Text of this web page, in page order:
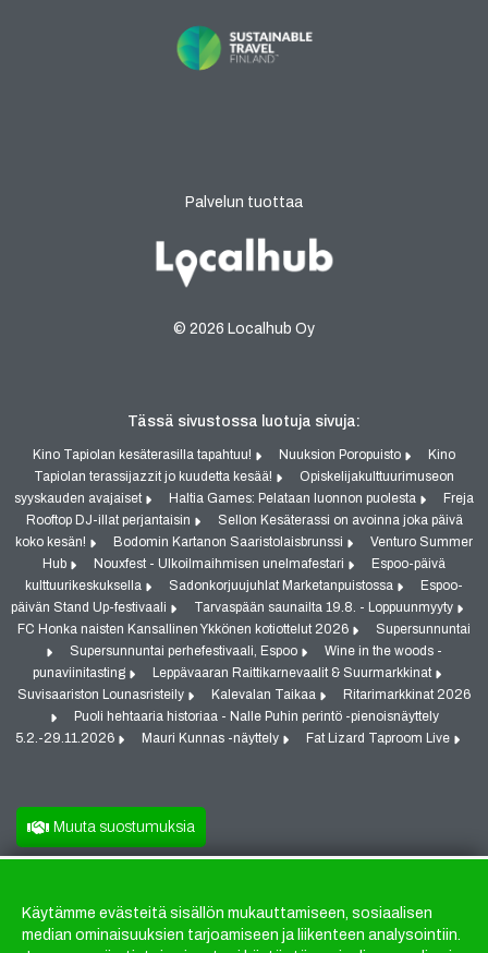
Palvelun tuottaa
© 2026 Localhub Oy
Tässä sivustossa luotuja sivuja:
Kino Tapiolan kesäterasilla tapahtuu! Nuuksion Poropuisto
Kino
Tapiolan terassijazzit jo kuudetta kesää!
Opiskelijakulttuurimuseon
syyskauden avajaiset
Haltia Games: Pelataan luonnon puolesta
Freja
Rooftop DJ-illat perjantaisin
Sellon Kesäterassi on avoinna joka päivä
koko kesän!
Bodomin Kartanon Saaristolaisbrunssi
Venturo Summer
Hub
Nouxfest - Ulkoilmaihmisen unelmafestari
Espoo-päivä
kulttuurikeskuksella
Sadonkorjuujuhlat Marketanpuistossa
Espoo-
päivän Stand Up-festivaali
Tarvaspään saunailta 19.8. - Loppuunmyyty
FC Honka naisten Kansallinen Ykkönen kotiottelut 2026
Supersunnuntai
Supersunnuntai perhefestivaali, Espoo
Wine in the woods -
punaviinitasting
Leppävaaran Raittikarnevaalit & Suurmarkkinat
Suvisaariston Lounasristeily
Kalevalan Taikaa
Ritarimarkkinat 2026
Puoli hehtaaria historiaa - Nalle Puhin perintö -pienoisnäyttely
5.2.-29.11.2026
Mauri Kunnas -näyttely Fat Lizard Taproom Live
Muuta suostumuksia
Evästeet
Käytämme evästeitä sisällön mukauttamiseen, sosiaalisen
median ominaisuuksien tarjoamiseen ja liikenteen analysointiin.